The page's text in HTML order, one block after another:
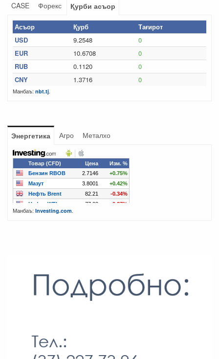
CASE Форекс Қурби асъор
Асъор Қурб
Тағирот
USD
9.2548
0
EUR
10.6708
0
RUB
0.1120
0
CNY
1.3716 0
Манбаъ: nbt.tj.
Энергетика Агро Металхо
Манбаъ: Investing.com.